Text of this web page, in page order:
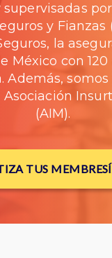
y Fianzas
la
México con 120
Además,
(AIM).
TUS